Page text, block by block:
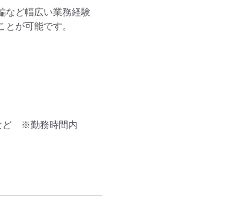
など幅広い業務経験
が可能です。
ど　※勤務時間内